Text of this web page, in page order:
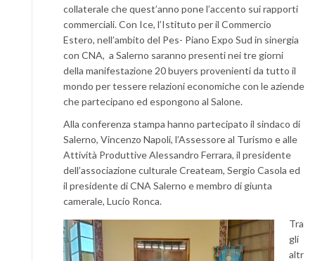
collaterale che quest’anno pone l’accento sui rapporti
commerciali. Con Ice, l’Istituto per il Commercio
Estero, nell’ambito del Pes- Piano Expo Sud in sinergia
con CNA, a Salerno saranno presenti nei tre giorni
della manifestazione 20 buyers provenienti da tutto il
mondo per tessere relazioni economiche con le aziende
che partecipano ed espongono al Salone.
Alla conferenza stampa hanno partecipato il sindaco di
Salerno, Vincenzo Napoli, l’Assessore al Turismo e alle
Attività Produttive Alessandro Ferrara, il presidente
dell’associazione culturale Createam, Sergio Casola ed
il presidente di CNA Salerno e membro di giunta
camerale, Lucio Ronca.
Tra
gli
altr